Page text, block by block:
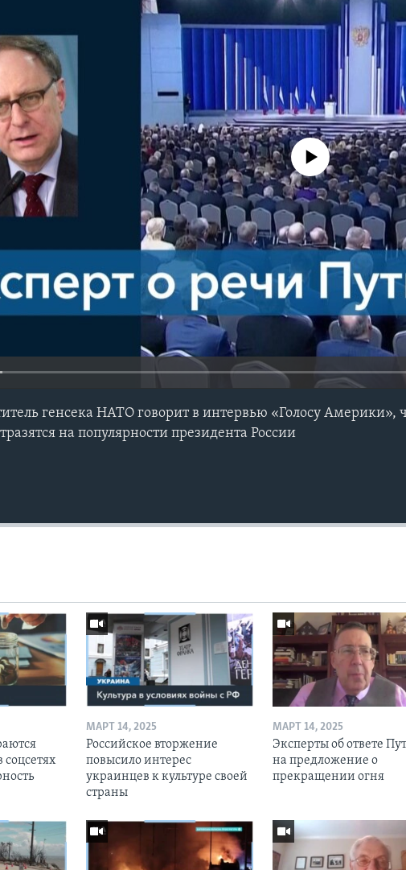
No media source currently
генсека НАТО говорит в интервью «Голосу Америки»,
на популярности президента России
соцсетях
МАРТ 14, 2025
Российское вторжение
повысило интерес
украинцев к культуре своей
страны
МАРТ 14, 2025
Эксперты об ответе
на предложение о
прекращении огня